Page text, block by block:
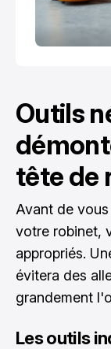
Outils
tête de
Avant de
votre robinet,
appropriés.
évitera des
grandement
Les outils